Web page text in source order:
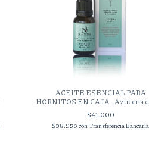
ACEITE ESENCIAL PARA
HORNITOS EN CAJA - Azucena
$41.000
$38.950con Transferencia Bancaria